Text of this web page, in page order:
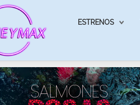
ESTRENOS